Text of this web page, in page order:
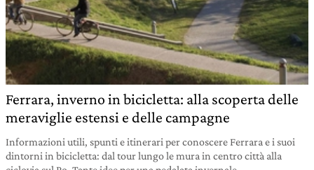
Ferrara, inverno in bicicletta: alla scoperta delle
meraviglie estensi e delle campagne
Informazioni utili, spunti e itinerari per conoscere Ferrara e i suoi
dintorni in bicicletta: dal tour lungo le mura in centro città alla